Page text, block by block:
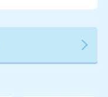
年 3月